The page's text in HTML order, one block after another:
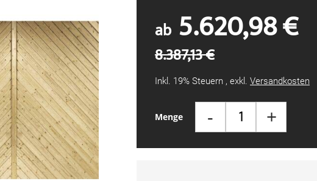
Menge - +
ab 5.620,98 €
8.387,13 €
Inkl. 19% Steuern , exkl. Versandkosten